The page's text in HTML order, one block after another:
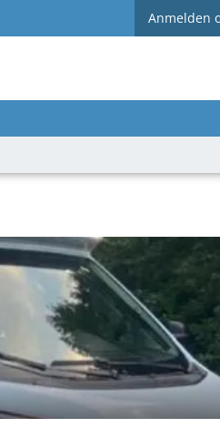
Anmelden